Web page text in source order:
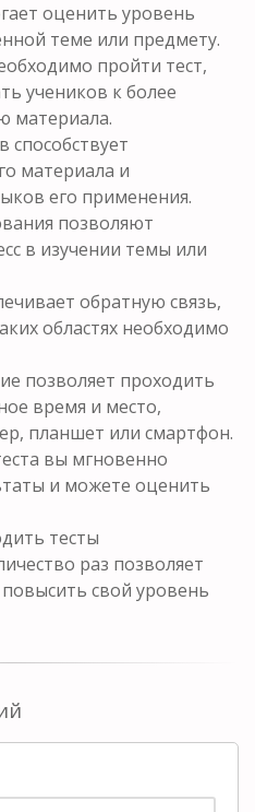
оценить уровень
теме или предмету.
пройти тест,
учеников к более
материала.
способствует
материала и
его применения.
позволяют
в изучении темы или
обратную связь,
областях необходимо
позволяет проходить
время и место,
планшет или смартфон.
вы мгновенно
и можете оценить
тесты
раз позволяет
свой уровень